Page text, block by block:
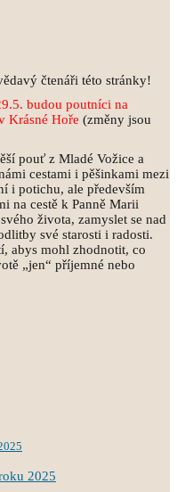
čtenáři této stránky!
budou poutníci na
Krásné Hoře (změny jsou
pouť z Mladé Vožice a
cestami i pěšinkami mezi
i potichu, ale především
na cestě k Panně Marii
života, zamyslet se nad
své starosti i radosti.
abys mohl zhodnotit, co
„jen“ příjemné nebo
2025